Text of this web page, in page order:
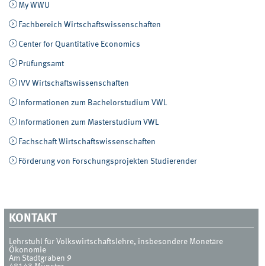
My WWU
Fachbereich Wirtschaftswissenschaften
Center for Quantitative Economics
Prüfungsamt
IVV Wirtschaftswissenschaften
Informationen zum Bachelorstudium VWL
Informationen zum Masterstudium VWL
Fachschaft Wirtschaftswissenschaften
Förderung von Forschungsprojekten Studierender
KONTAKT
Lehrstuhl für Volkswirtschaftslehre, insbesondere Monetäre
Ökonomie
Am Stadtgraben 9